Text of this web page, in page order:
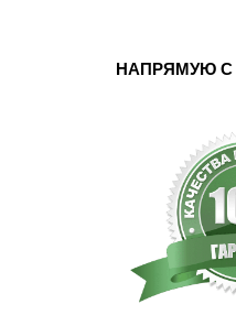
НАПРЯМУЮ С